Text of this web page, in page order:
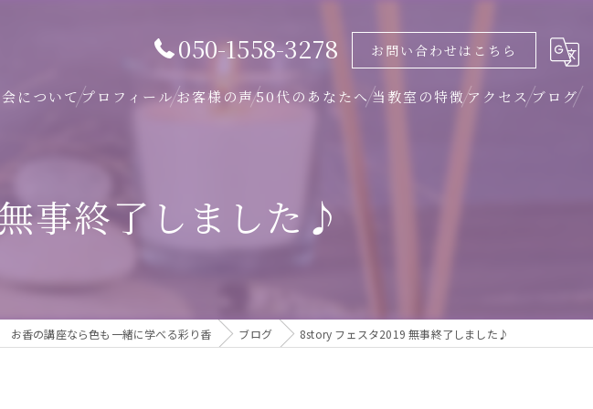
050-1558-3278 お問い合わせはこちら
についてプロフィールお客様の声50代のあなたへ当教室の特徴
色
アクセスブログ
事終了しました♪
お香の講座なら色も一緒に学べる彩り香 ブログ 8story フェスタ2019 無事終了しました♪